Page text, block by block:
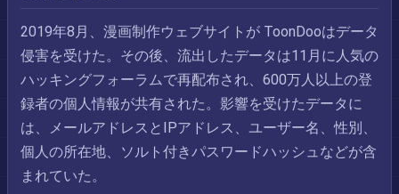
2019年8月、漫画制作ウェブサイトが ToonDooはデータ
侵害を受けた。その後、流出したデータは11月に人気の
ハッキングフォーラムで再配布され、600万人以上の登
録者の個人情報が共有された。影響を受けたデータに
は、メールアドレスとIPアドレス、ユーザー名、性別、
個人の所在地、ソルト付きパスワードハッシュなどが含
まれていた。